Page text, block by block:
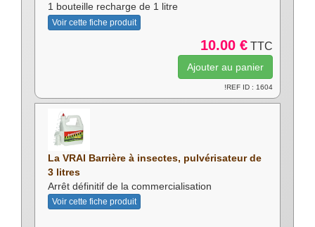
1 bouteille recharge de 1 litre
Voir cette fiche produit
10.00 € TTC
!REF ID : 1604
La VRAI Barrière à insectes, pulvérisateur de
3 litres
Arrêt définitif de la commercialisation
Voir cette fiche produit